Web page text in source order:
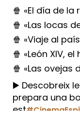
🍿 «El día de la
🍿 «Las locas
🍿 «Viaje al
🍿 «León XIV,
🍿 «Las ovejas
▶️ Descobreix
prepara una
est